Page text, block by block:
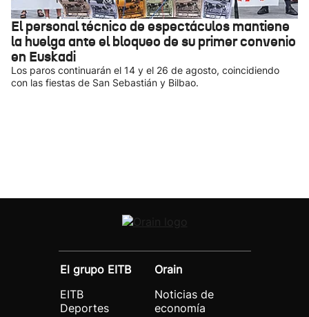
El personal técnico de espectáculos mantiene
la huelga ante el bloqueo de su primer convenio
en Euskadi
Los paros continuarán el 14 y el 26 de agosto, coincidiendo
con las fiestas de San Sebastián y Bilbao.
El grupo EITB
EITB
Deportes
Orain
Noticias de
economía